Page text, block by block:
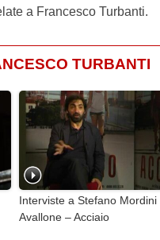
a Francesco Turbanti.
TURBANTI
Interviste a Stefano Mordini
Avallone – Acciaio